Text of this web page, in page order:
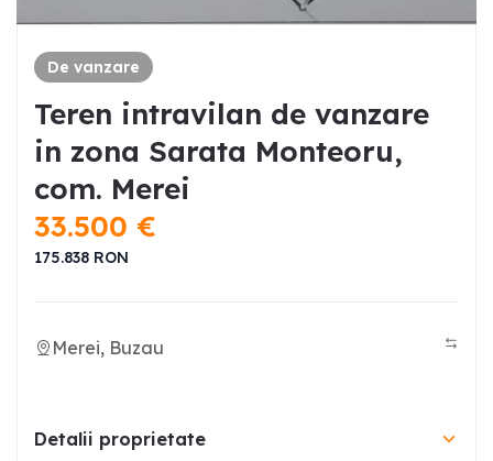
De vanzare
Teren intravilan de vanzare
in zona Sarata Monteoru,
com. Merei
33.500 €
175.838 RON
Merei, Buzau
Detalii proprietate